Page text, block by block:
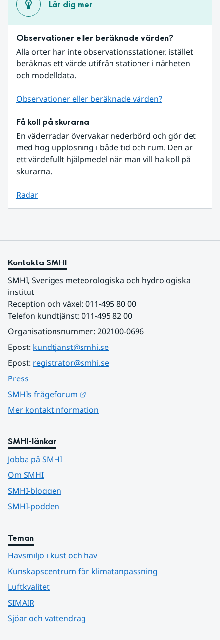
Lär dig mer
Observationer eller beräknade värden?
Alla orter har inte observationsstationer, istället
beräknas ett värde utifrån stationer i närheten
och modelldata.
Observationer eller beräknade värden?
Få koll på skurarna
En väderradar övervakar nederbörd och gör det
med hög upplösning i både tid och rum. Den är
ett värdefullt hjälpmedel när man vill ha koll på
skurarna.
Radar
Kontakta SMHI
SMHI, Sveriges meteorologiska och hydrologiska
institut
Reception och växel: 011-495 80 00
Telefon kundtjänst: 011-495 82 00
Organisationsnummer: 202100-0696
Epost: kundtjanst@smhi.se
Epost: registrator@smhi.se
Press
SMHIs frågeforum
Mer kontaktinformation
SMHI-länkar
Jobba på SMHI
Om SMHI
SMHI-bloggen
SMHI-podden
Teman
Havsmiljö i kust och hav
Kunskapscentrum för klimatanpassning
Luftkvalitet
SIMAIR
Sjöar och vattendrag